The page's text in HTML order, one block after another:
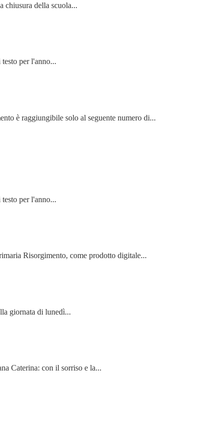
chiusura della scuola...
per l'anno...
è raggiungibile solo al seguente numero di...
per l'anno...
Risorgimento, come prodotto digitale...
giornata di lunedì...
Caterina: con il sorriso e la...